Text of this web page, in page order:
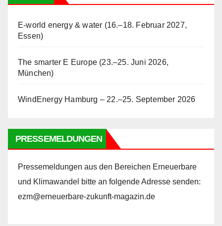
E-world energy & water (16.–18. Februar 2027,
Essen)
The smarter E Europe (23.–25. Juni 2026,
München)
WindEnergy Hamburg – 22.–25. September 2026
PRESSEMELDUNGEN
Pressemeldungen aus den Bereichen Erneuerbare
und Klimawandel bitte an folgende Adresse senden:
ezm@erneuerbare-zukunft-magazin.de